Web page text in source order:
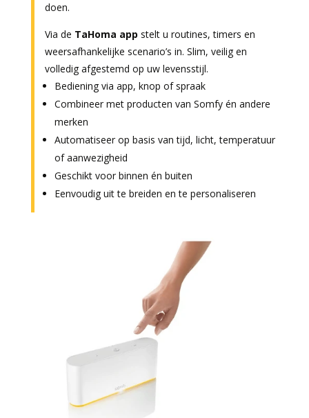
doen.
Via de TaHoma app stelt u routines, timers en
weersafhankelijke scenario’s in. Slim, veilig en
volledig afgestemd op uw levensstijl.
Bediening via app, knop of spraak
Combineer met producten van Somfy én andere
merken
Automatiseer op basis van tijd, licht, temperatuur
of aanwezigheid
Geschikt voor binnen én buiten
Eenvoudig uit te breiden en te personaliseren